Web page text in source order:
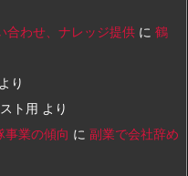
合わせ、ナレッジ提供 に 鶴
より
ト用 より
事業の傾向 に 副業で会社辞め